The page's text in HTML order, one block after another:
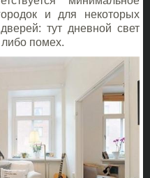
и для некоторых
тут дневной свет
либо помех.